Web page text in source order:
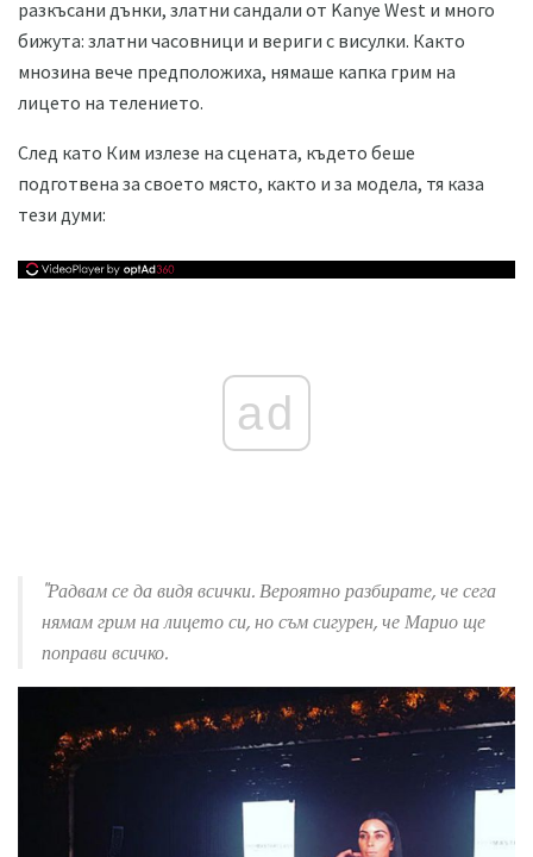
разкъсани дънки, златни сандали от Kanye West и много
бижута: златни часовници и вериги с висулки. Както
мнозина вече предположиха, нямаше капка грим на
лицето на телението.
След като Ким излезе на сцената, където беше
подготвена за своето място, както и за модела, тя каза
тези думи:
ad
"Радвам се да видя всички. Вероятно разбирате, че сега
нямам грим на лицето си, но съм сигурен, че Марио ще
поправи всичко.